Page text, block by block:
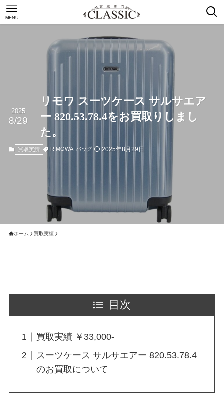
MENU
リモワ スーツケース サルサエア
ー 820.53.78.4をお買取りしまし
た。
2025
8/29
買取実績 RIMOWA バッグ 2025年8月29日
ホーム 買取実績
目次
買取実績 ￥33,000-
スーツケース サルサエアー 820.53.78.4
のお買取について